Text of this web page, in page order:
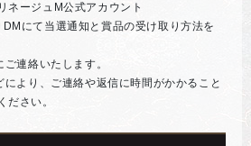
ネージュM公式アカウント
にて当選通知と賞品の受け取り方法を
連絡いたします。
より、ご連絡や返信に時間がかかること
ださい。